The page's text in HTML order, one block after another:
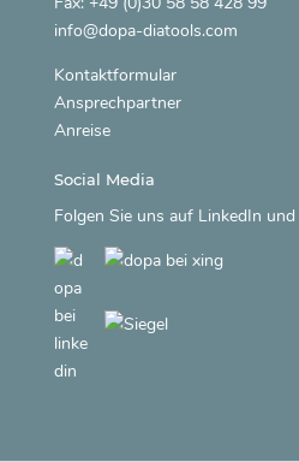
info@dopa-diatools.com
Kontaktformular
Ansprechpartner
Anreise
Social Media
Folgen Sie uns auf LinkedIn und